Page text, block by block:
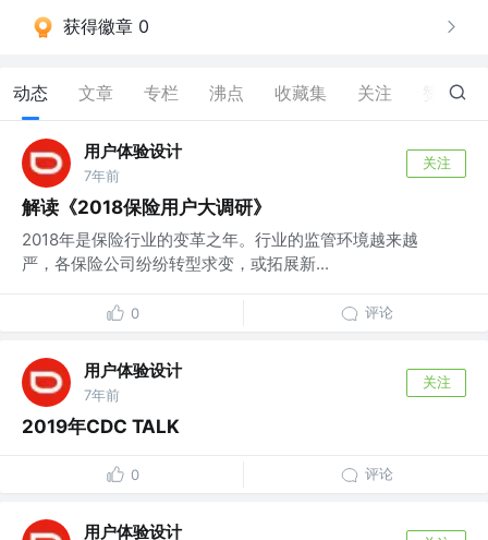
获得徽章 0
动态 文章 专栏 沸点 收藏集 关注 0
用户体验设计
7年前
关注
解读《2018保险用户大调研》
2018年是保险行业的变革之年。行业的监管环境越来越
严，各保险公司纷纷转型求变，或拓展新...
0 评论
用户体验设计
7年前
关注
2019年CDC TALK
0 评论
用户体验设计